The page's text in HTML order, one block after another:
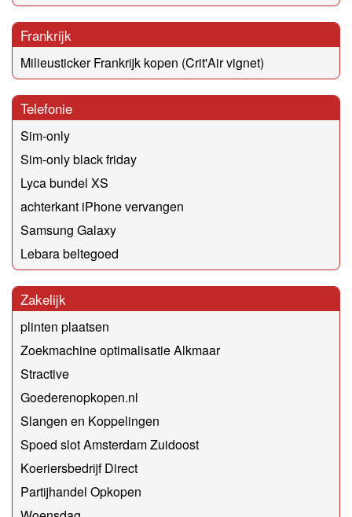
Frankrijk
Milieusticker Frankrijk kopen (Crit'Air vignet)
Telefonie
Sim-only
Sim-only black friday
Lyca bundel XS
achterkant iPhone vervangen
Samsung Galaxy
Lebara beltegoed
Zakelijk
plinten plaatsen
Zoekmachine optimalisatie Alkmaar
Stractive
Goederenopkopen.nl
Slangen en Koppelingen
Spoed slot Amsterdam Zuidoost
Koeriersbedrijf Direct
Partijhandel Opkopen